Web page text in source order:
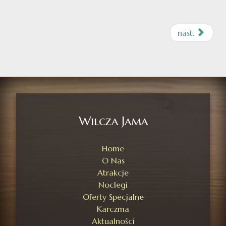
nast.
Wilcza Jama
Home
O Nas
Atrakcje
Noclegi
Oferty Specjalne
Karczma
Aktualności